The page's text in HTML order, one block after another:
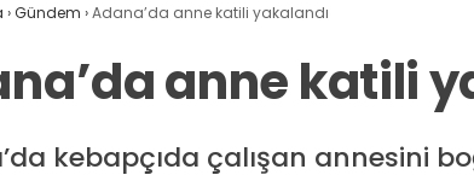
›Gündem ›Adana’da anne katili yakalandı
anne katili
kebapçıda çalışan annesini